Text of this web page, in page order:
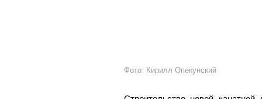
Фото: Кирилл Опекунский